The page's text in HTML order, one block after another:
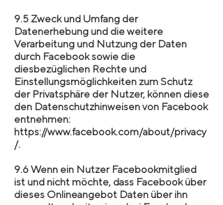
9.5 Zweck und Umfang der
Datenerhebung und die weitere
Verarbeitung und Nutzung der Daten
durch Facebook sowie die
diesbezüglichen Rechte und
Einstellungsmöglichkeiten zum Schutz
der Privatsphäre der Nutzer, können diese
den Datenschutzhinweisen von Facebook
entnehmen:
https://www.facebook.com/about/privacy
/.
9.6 Wenn ein Nutzer Facebookmitglied
ist und nicht möchte, dass Facebook über
dieses Onlineangebot Daten über ihn